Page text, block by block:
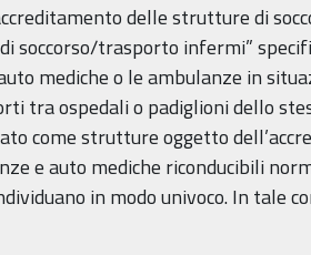
delle strutture di
soccorso/trasporto infermi”
mediche o le ambulanze in
tra ospedali o padiglioni dello
come strutture oggetto
e auto mediche riconducibili
in modo univoco. In tale